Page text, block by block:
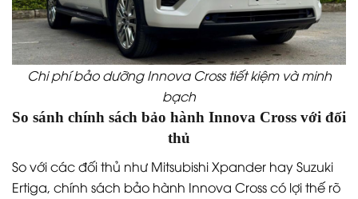
tỉnh thành
Quy trình bảo hành xe Toyota Innova Cross
Việc đưa xe Innova Cross đến bảo hành tại Toyota rất
đơn giản, khách hàng chỉ cần mang theo sổ bảo
hành hoặc kiểm tra thông tin điện tử. Các bước tiếp
nhận và xử lý đều minh bạch, có báo giá và lịch hẹn
Khách cần mang theo gì khi đi bảo hành?